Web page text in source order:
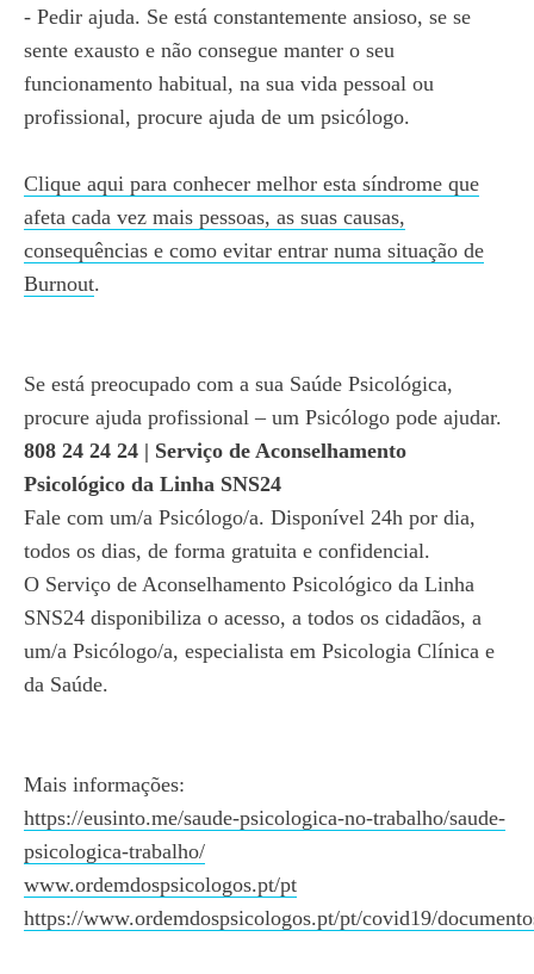
- Pedir ajuda. Se está constantemente ansioso, se se
sente exausto e não consegue manter o seu
funcionamento habitual, na sua vida pessoal ou
profissional, procure ajuda de um psicólogo.
Clique aqui para conhecer melhor esta síndrome que
afeta cada vez mais pessoas, as suas causas,
consequências e como evitar entrar numa situação de
Burnout.
Se está preocupado com a sua Saúde Psicológica,
procure ajuda profissional – um Psicólogo pode ajudar.
808 24 24 24 | Serviço de Aconselhamento
Psicológico da Linha SNS24
Fale com um/a Psicólogo/a. Disponível 24h por dia,
todos os dias, de forma gratuita e confidencial.
O Serviço de Aconselhamento Psicológico da Linha
SNS24 disponibiliza o acesso, a todos os cidadãos, a
um/a Psicólogo/a, especialista em Psicologia Clínica e
da Saúde.
Mais informações:
https://eusinto.me/saude-psicologica-no-trabalho/saude-
psicologica-trabalho/
www.ordemdospsicologos.pt/pt
https://www.ordemdospsicologos.pt/pt/covid19/